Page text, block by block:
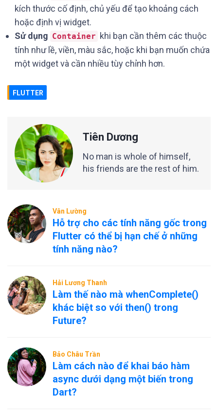
kích thước cố định, chủ yếu để tạo khoảng cách
hoặc định vị widget.
Sử dụng Container khi bạn cần thêm các thuộc
tính như lề, viền, màu sắc, hoặc khi bạn muốn chứa
một widget và cần nhiều tùy chỉnh hơn.
FLUTTER
Tiên Dương
No man is whole of himself,
his friends are the rest of him.
Vân Lường
Hỗ trợ cho các tính năng gốc trong
Flutter có thể bị hạn chế ở những
tính năng nào?
Hải Lương Thanh
Làm thế nào mà whenComplete()
khác biệt so với then() trong
Future?
Bảo Châu Trần
Làm cách nào để khai báo hàm
async dưới dạng một biến trong
Dart?